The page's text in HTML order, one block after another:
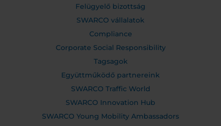
Felügyelő bizottság
SWARCO vállalatok
Compliance
Corporate Social Responsibility
Tagsagok
Együttműködő partnereink
SWARCO Traffic World
SWARCO Innovation Hub
SWARCO Young Mobility Ambassadors